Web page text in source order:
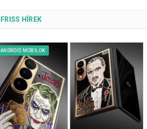
FRISS HÍREK
ANDROID MOBILOK